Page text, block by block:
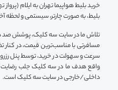
خرید بلیط هواپیما تهران به ایلام
بلیط، به صورت چارتر، سیستمی و لحظه
تلاش ما در سایت سه کلیک، پوشش صد
مسافرتی با مناسب‌ترین قیمت، در
سرعت و سهولت در خرید، توسط پنل
واقع هدف ما در سه کلیک جلب رضایت
داخلی/خارجی در سایت سه کلیک است.